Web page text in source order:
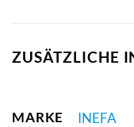
ZUSÄTZLICHE
MARKE INEFA